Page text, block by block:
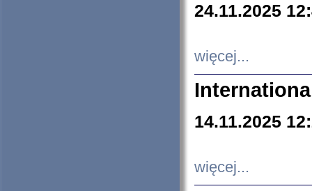
24.11.2025
więcej...
14.11.2025
więcej...